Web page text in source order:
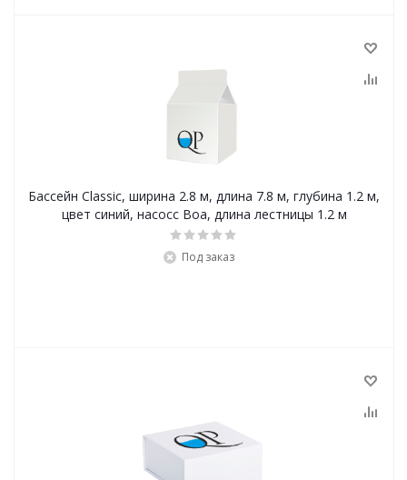
Бассейн Classic, ширина 2.8 м, длина 7.8 м, глубина 1.2 м,
цвет синий, насосc Boa, длина лестницы 1.2 м
Под заказ